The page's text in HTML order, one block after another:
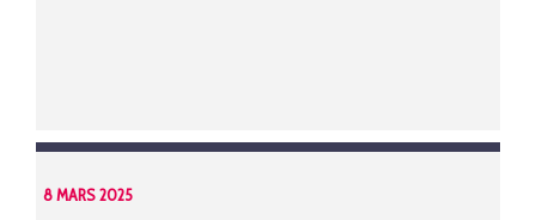
8 MARS 2025